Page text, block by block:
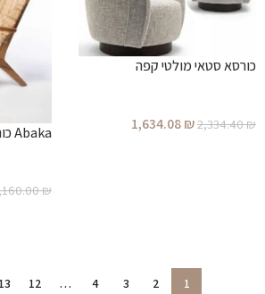
כורסא סטאי מולטי קפה
2,334.40₪
1,634.08₪
Abaka כורסא מעוצבת מעץ טיק
₪
1
2
3
4
…
12
13